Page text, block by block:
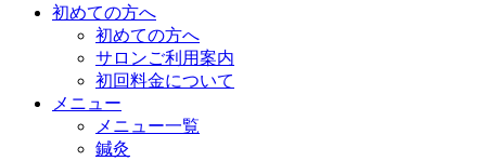
初めての方へ
初めての方へ
サロンご利用案内
初回料金について
メニュー
メニュー一覧
鍼灸